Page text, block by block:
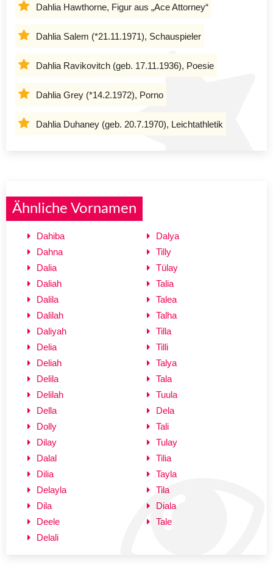
Dahlia Hawthorne, Figur aus „Ace Attorney“
Dahlia Salem (*21.11.1971), Schauspieler
Dahlia Ravikovitch (geb. 17.11.1936), Poesie
Dahlia Grey (*14.2.1972), Porno
Dahlia Duhaney (geb. 20.7.1970), Leichtathletik
Ähnliche Vornamen
Dahiba
Dahna
Dalia
Daliah
Dalila
Dalilah
Daliyah
Delia
Deliah
Delila
Delilah
Della
Dolly
Dilay
Dalal
Dilia
Delayla
Dila
Deele
Delali
Dalya
Tilly
Tülay
Talia
Talea
Talha
Tilla
Tilli
Talya
Tala
Tuula
Dela
Tali
Tulay
Tilia
Tayla
Tila
Diala
Tale